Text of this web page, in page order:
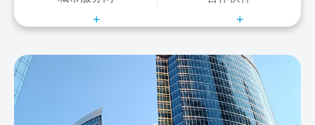
+ +